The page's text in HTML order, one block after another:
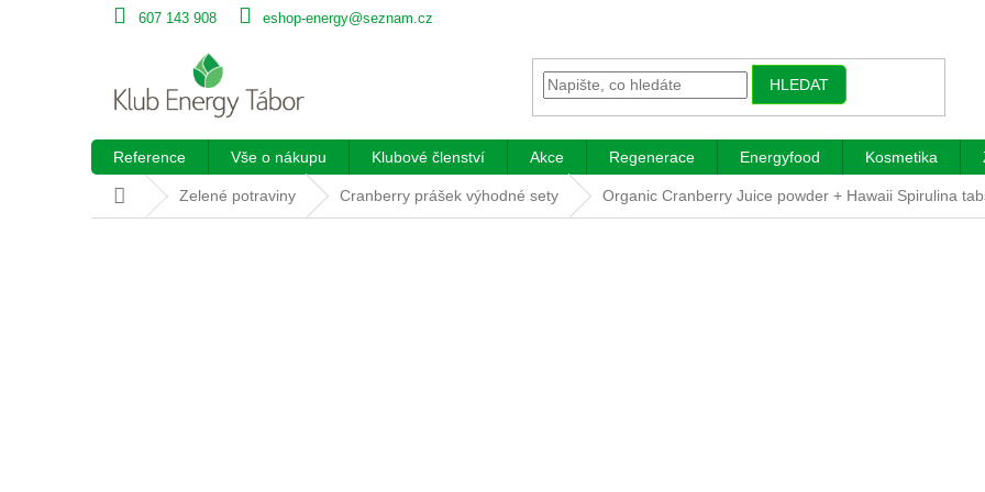
607 143 908 eshop-energy@seznam.cz
HLEDAT
Reference Vše o nákupu Klubové členství Akce Regenerace Energyfood Kosmetika
Domů Zelené potraviny Cranberry prášek výhodné sety Organic Cranberry Juice powder + Hawaii Spirulina